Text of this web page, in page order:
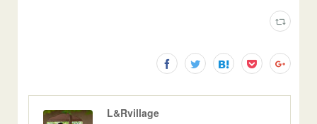
L&Rvillage